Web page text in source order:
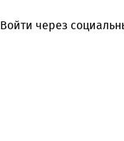
Войти через